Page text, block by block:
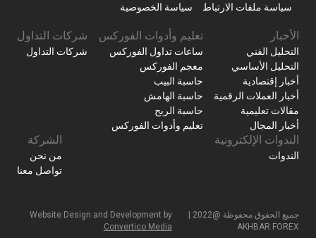
سياسة ملفات الارتباط سياسة الخصوصية
الأخبار
التحليل الفني
التحليل الأساسي
أخبار إقتصادية
أخبار العملات الرقمية
مقالات تعليمية
أخبار المجال
تعليم وأدوات الفوركس
ساعات تداول الفوركس
معجم الفوركس
حاسبة البيب
حاسبة الهامش
حاسبة الربح
تعليم وأدوات الفوركس
شركات التداول
شركات التداول
الندوات الإلكترونية
الندوات
الشركة
من نحن
تواصل معنا
جميع الحقوق محفوظة @2022 |
AKHBAR FOREX
Website Design and Development by
Convertico Media